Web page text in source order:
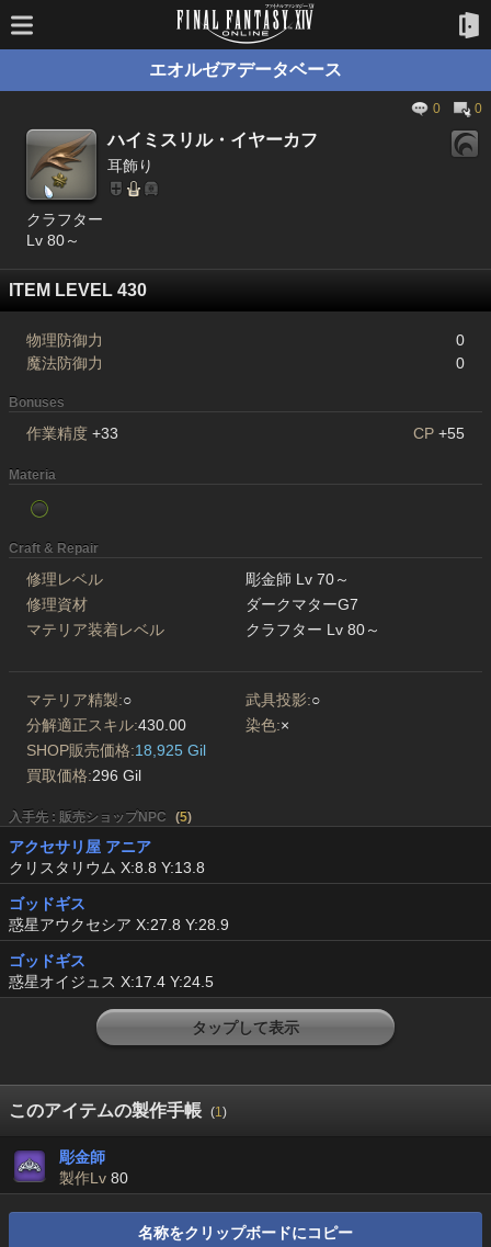
エオルゼアデータベース
0 0
ハイミスリル・イヤーカフ
耳飾り
クラフター
Lv 80～
ITEM LEVEL 430
物理防御力
0
魔法防御力
0
Bonuses
作業精度 +33 CP +55
Materia
Craft & Repair
修理レベル
彫金師 Lv 70～
修理資材
ダークマターG7
マテリア装着レベル
クラフター Lv 80～
マテリア精製:○ 武具投影:○
分解適正スキル:430.00 染色:×
SHOP販売価格:18,925 Gil
買取価格:296 Gil
入手先 : 販売ショップNPC (5)
アクセサリ屋 アニア
クリスタリウム X:8.8 Y:13.8
ゴッドギス
惑星アウクセシア X:27.8 Y:28.9
ゴッドギス
惑星オイジュス X:17.4 Y:24.5
タップして表示
このアイテムの製作手帳 (1)
彫金師
製作Lv 80
名称をクリップボードにコピー